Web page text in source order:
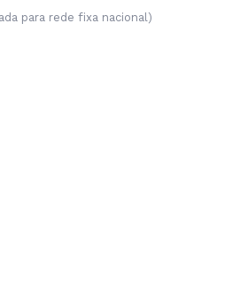
para rede fixa nacional)